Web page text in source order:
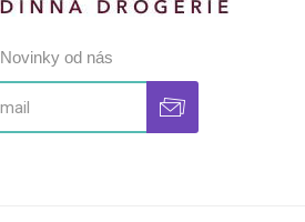
Novinky od nás